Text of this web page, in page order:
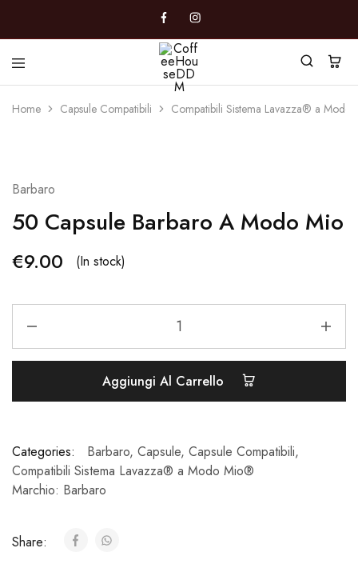
CoffeeHouseDDM
Caffè
Marano
Home Capsule Compatibili Compatibili Sistema Lavazza® a
Barbaro
50 Capsule Barbaro A Modo Mio
€9.00 (In stock)
Aggiungi Al Carrello
Categories: Barbaro, Capsule, Capsule Compatibili,
Compatibili Sistema Lavazza® a Modo Mio®
Marchio: Barbaro
Share: